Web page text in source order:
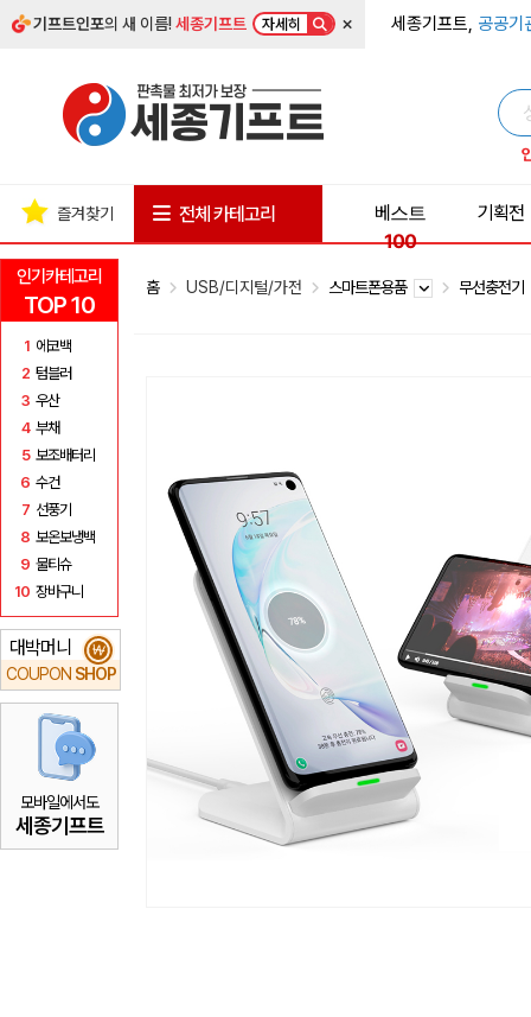
기프트인포의 새 이름!세종기프트 자세히 × 세종기프트, 공공기
인기카테고리
TOP 10
1 에코백
2 텀블러
3 우산
4 부채
5 보조배터리
6 수건
7 선풍기
8 보온보냉백
9 물티슈
10 장바구니
대박머니
COUPON SHOP
₩
모바일에서도
세종기프트
즐겨찾기 전체 카테고리
베스트
100
기획전
홈 USB/디지털/가전 스마트폰용품 무선충전기